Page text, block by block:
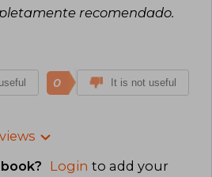
recomendado.
0 It is not useful
Login to add your